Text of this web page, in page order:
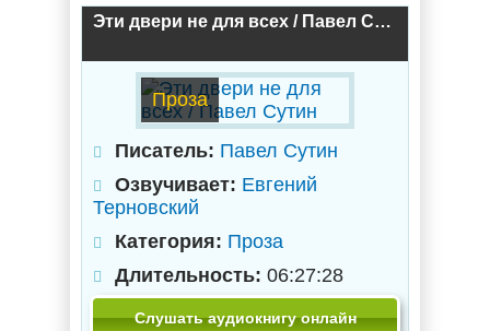
Эти двери не для всех / Павел Сутин
Проза
Писатель: Павел Сутин
Озвучивает: Евгений
Терновский
Категория: Проза
Длительность: 06:27:28
Слушать аудиокнигу онлайн